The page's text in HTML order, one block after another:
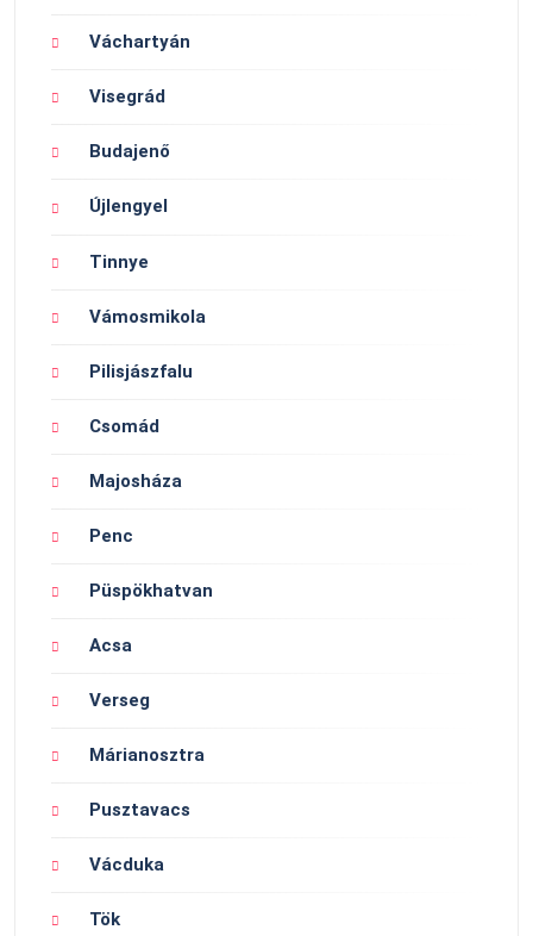
Váchartyán
Visegrád
Budajenő
Újlengyel
Tinnye
Vámosmikola
Pilisjászfalu
Csomád
Majosháza
Penc
Püspökhatvan
Acsa
Verseg
Márianosztra
Pusztavacs
Vácduka
Tök